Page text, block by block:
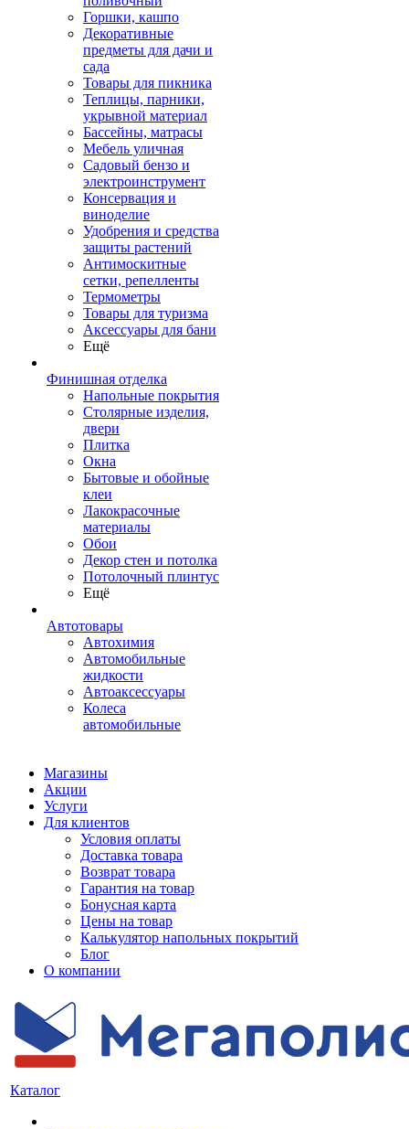
Горшки, кашпо
Декоративные
предметы для дачи и
сада
Товары для пикника
Теплицы, парники,
укрывной материал
Бассейны, матрасы
Мебель уличная
Садовый бензо и
электроинструмент
Консервация и
виноделие
Удобрения и средства
защиты растений
Антимоскитные
сетки, репелленты
Термометры
Товары для туризма
Аксессуары для бани
Ещё
Финишная отделка
Напольные покрытия
Столярные изделия,
двери
Плитка
Окна
Бытовые и обойные
клеи
Лакокрасочные
материалы
Обои
Декор стен и потолка
Потолочный плинтус
Ещё
Автотовары
Автохимия
Автомобильные
жидкости
Автоаксессуары
Колеса
автомобильные
Магазины
Акции
Услуги
Для клиентов
Условия оплаты
Доставка товара
Возврат товара
Гарантия на товар
Бонусная карта
Цены на товар
Калькулятор напольных покрытий
Блог
О компании
Каталог